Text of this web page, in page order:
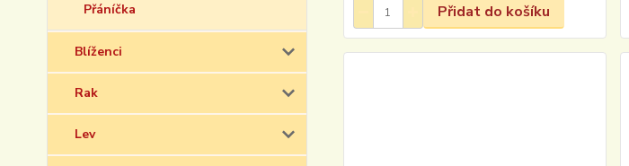
Přáníčka
Blíženci
Rak
Lev
Přidat do košíku